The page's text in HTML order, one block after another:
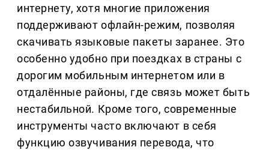
интернету, хотя многие приложения
поддерживают офлайн-режим, позволяя
скачивать языковые пакеты заранее. Это
особенно удобно при поездках в страны с
дорогим мобильным интернетом или в
отдалённые районы, где связь может быть
нестабильной. Кроме того, современные
инструменты часто включают в себя
функцию озвучивания перевода, что